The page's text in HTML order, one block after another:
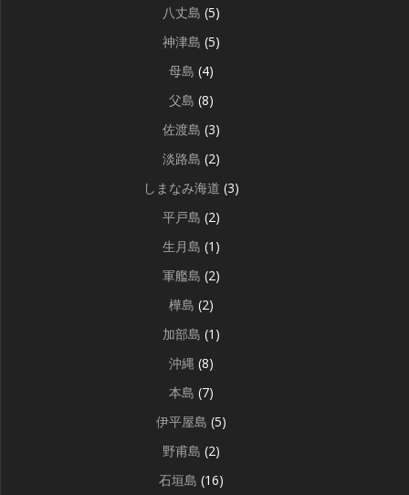
八丈島 (5)
神津島 (5)
母島 (4)
父島 (8)
佐渡島 (3)
淡路島 (2)
しまなみ海道 (3)
平戸島 (2)
生月島 (1)
軍艦島 (2)
樺島 (2)
加部島 (1)
沖縄 (8)
本島 (7)
伊平屋島 (5)
野甫島 (2)
石垣島 (16)